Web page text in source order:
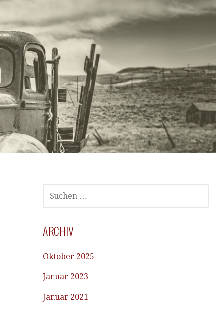
SUCHEN
NACH:
ARCHIV
Oktober 2025
Januar 2023
Januar 2021